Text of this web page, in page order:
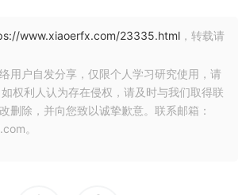
www.xiaoerfx.com/23335.html ，转载请
用户自发分享，仅限个人学习研究使用，请
权利人认为存在侵权，请及时与我们取得联
删除，并向您致以诚挚歉意。联系邮箱：
。